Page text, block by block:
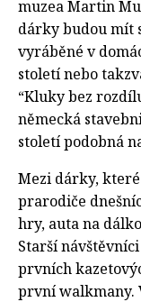
muzea Martin
dárky budou mít
vyráběné v
století nebo
“Kluky bez
německá
století podobná
Mezi dárky,
prarodiče
hry, auta na
Starší
prvních
první walkmany.